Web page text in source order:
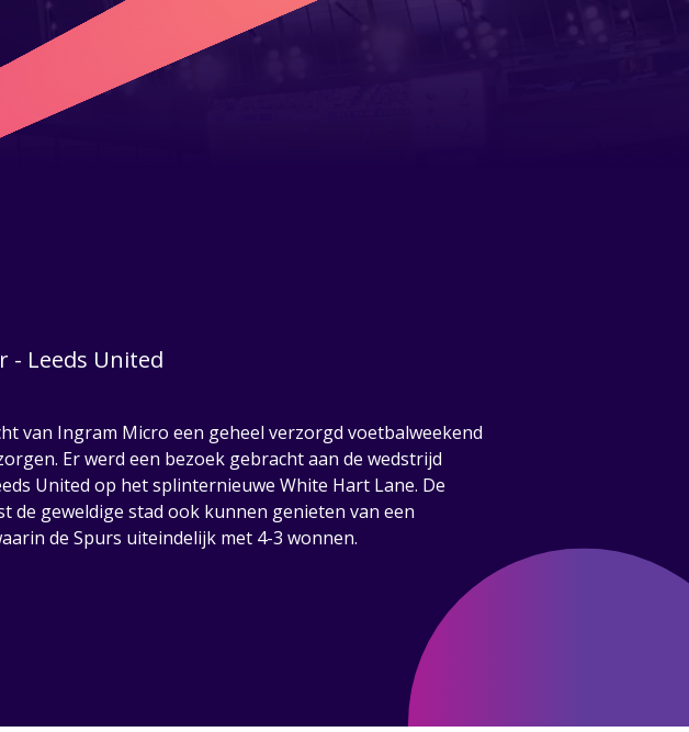
Leeds United
van Ingram Micro een geheel verzorgd voetbalweekend
Er werd een bezoek gebracht aan de wedstrijd
United op het splinternieuwe White Hart Lane. De
de geweldige stad ook kunnen genieten van een
de Spurs uiteindelijk met 4-3 wonnen.